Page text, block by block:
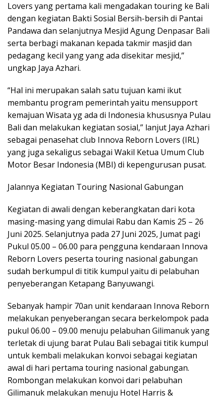
Lovers yang pertama kali mengadakan touring ke Bali
dengan kegiatan Bakti Sosial Bersih-bersih di Pantai
Pandawa dan selanjutnya Mesjid Agung Denpasar Bali
serta berbagi makanan kepada takmir masjid dan
pedagang kecil yang yang ada disekitar mesjid,”
ungkap Jaya Azhari.
“Hal ini merupakan salah satu tujuan kami ikut
membantu program pemerintah yaitu mensupport
kemajuan Wisata yg ada di Indonesia khususnya Pulau
Bali dan melakukan kegiatan sosial,” lanjut Jaya Azhari
sebagai penasehat club Innova Reborn Lovers (IRL)
yang juga sekaligus sebagai Wakil Ketua Umum Club
Motor Besar Indonesia (MBI) di kepengurusan pusat.
Jalannya Kegiatan Touring Nasional Gabungan
Kegiatan di awali dengan keberangkatan dari kota
masing-masing yang dimulai Rabu dan Kamis 25 – 26
Juni 2025. Selanjutnya pada 27 Juni 2025, Jumat pagi
Pukul 05.00 – 06.00 para pengguna kendaraan Innova
Reborn Lovers peserta touring nasional gabungan
sudah berkumpul di titik kumpul yaitu di pelabuhan
penyeberangan Ketapang Banyuwangi.
Sebanyak hampir 70an unit kendaraan Innova Reborn
melakukan penyeberangan secara berkelompok pada
pukul 06.00 – 09.00 menuju pelabuhan Gilimanuk yang
terletak di ujung barat Pulau Bali sebagai titik kumpul
untuk kembali melakukan konvoi sebagai kegiatan
awal di hari pertama touring nasional gabungan.
Rombongan melakukan konvoi dari pelabuhan
Gilimanuk melakukan menuju Hotel Harris &